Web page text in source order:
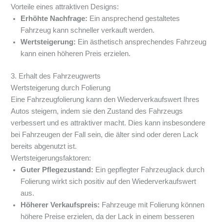
Vorteile eines attraktiven Designs:
Erhöhte Nachfrage: Ein ansprechend gestaltetes
Fahrzeug kann schneller verkauft werden.
Wertsteigerung: Ein ästhetisch ansprechendes Fahrzeug
kann einen höheren Preis erzielen.
3. Erhalt des Fahrzeugwerts
Wertsteigerung durch Folierung
Eine Fahrzeugfolierung kann den Wiederverkaufswert Ihres
Autos steigern, indem sie den Zustand des Fahrzeugs
verbessert und es attraktiver macht. Dies kann insbesondere
bei Fahrzeugen der Fall sein, die älter sind oder deren Lack
bereits abgenutzt ist.
Wertsteigerungsfaktoren:
Guter Pflegezustand: Ein gepflegter Fahrzeuglack durch
Folierung wirkt sich positiv auf den Wiederverkaufswert
aus.
Höherer Verkaufspreis: Fahrzeuge mit Folierung können
höhere Preise erzielen, da der Lack in einem besseren